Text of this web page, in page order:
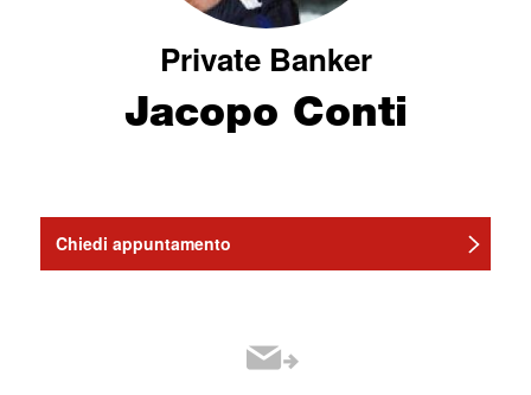
Private Banker
Jacopo Conti
Chiedi appuntamento